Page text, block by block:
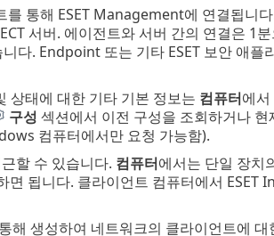
를 통해 ESET Management에 연결됩니
서버. 에이전트와 서버 간의 연결은 1
다. Endpoint 또는 기타 ESET 보안 애플
상태에 대한 기타 기본 정보는 컴퓨터에
구성 섹션에서 이전 구성을 조회하거나
컴퓨터에서만 요청 가능함).
할 수 있습니다. 컴퓨터에서는 단일 장치
면 됩니다. 클라이언트 컴퓨터에서 ESET
해 생성하여 네트워크의 클라이언트에